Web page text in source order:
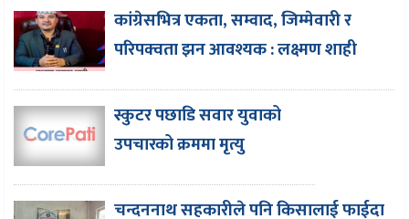
कांग्रेसभित्र एकता, सम्वाद, जिम्मेवारी र
परिपक्वता झन आवश्यक : लक्ष्मण शाही
स्कुटर पछाडि सवार युवाको
उपचारको क्रममा मृत्यु
चन्दननाथ सहकारीले पनि किसालाई फाईदा